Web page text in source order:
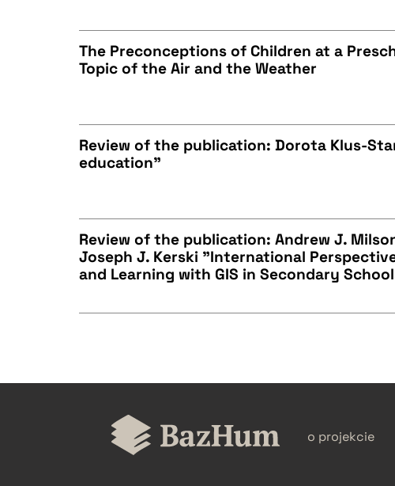
The Preconceptions of Children at a
Topic of the Air and the Weather
BIBTEX
Review of the publication: Dorota Klus-
education"
CZYSTY TEKST
Review of the publication: Andrew J.
Joseph J. Kerski "International
and Learning with GIS in Secondary
o projekcie